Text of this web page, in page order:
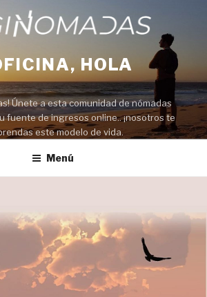
HOLA
Únete a esta comunidad de nómadas
fuente de ingresos online.. ¡nosotros te
este modelo de vida.
Menú